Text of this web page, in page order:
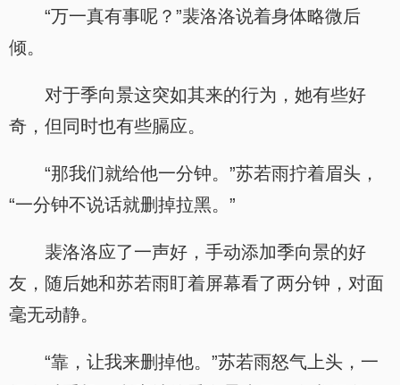
“万一真有事呢？”裴洛洛说着身体略微后
倾。
对于季向景这突如其来的行为，她有些好
奇，但同时也有些膈应。
“那我们就给他一分钟。”苏若雨拧着眉头，
“一分钟不说话就删掉拉黑。”
裴洛洛应了一声好，手动添加季向景的好
友，随后她和苏若雨盯着屏幕看了两分钟，对面
毫无动静。
“靠，让我来删掉他。”苏若雨怒气上头，一